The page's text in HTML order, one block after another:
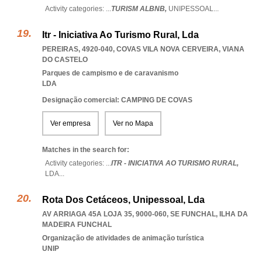
Activity categories: ...TURISM ALBNB, UNIPESSOAL...
Itr - Iniciativa Ao Turismo Rural, Lda
PEREIRAS, 4920-040, COVAS VILA NOVA CERVEIRA, VIANA
DO CASTELO
Parques de campismo e de caravanismo
LDA
Designação comercial: CAMPING DE COVAS
Ver empresa Ver no Mapa
Matches in the search for:
Activity categories: ...ITR - INICIATIVA AO TURISMO RURAL,
LDA...
Rota Dos Cetáceos, Unipessoal, Lda
AV ARRIAGA 45A LOJA 35, 9000-060, SE FUNCHAL, ILHA DA
MADEIRA FUNCHAL
Organização de atividades de animação turística
UNIP